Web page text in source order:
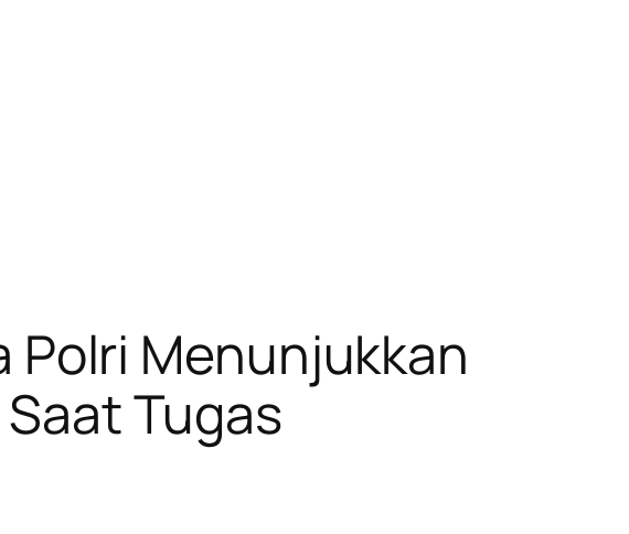
Polri Menunjukkan
Tugas